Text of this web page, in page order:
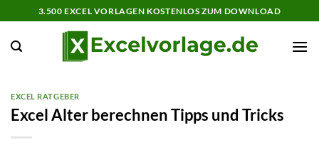
Inhalt
springen
3.500 EXCEL VORLAGEN KOSTENLOS ZUM DOWNLOAD
EXCEL RATGEBER
Excel Alter berechnen Tipps und Tricks